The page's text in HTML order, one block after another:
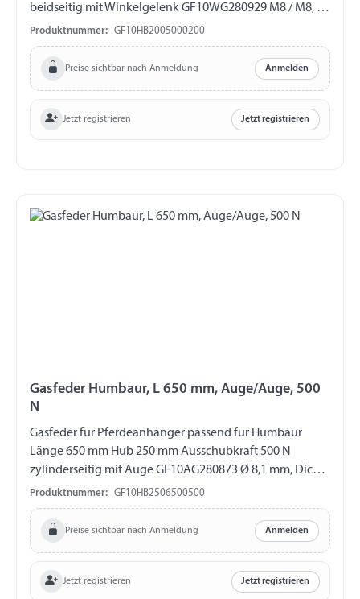
beidseitig mit Winkelgelenk GF10WG280929 M8 / M8, 13
x 20 mm
Produktnummer: GF10HB2005000200
Preise sichtbar nach Anmeldung Anmelden
Jetzt registrieren Jetzt registrieren
Gasfeder Humbaur, L 650 mm, Auge/Auge, 500
N
Gasfeder für Pferdeanhänger passend für Humbaur
Länge 650 mm Hub 250 mm Ausschubkraft 500 N
zylinderseitig mit Auge GF10AG280873 Ø 8,1 mm, Dicke
10 mm, Länge 23,5 mm, M8 kolbenstangenseitig mit
Auge GF10AG212781 Ø 8,1 mm, Dicke 10 mm, Länge 16
mm, M8
Produktnummer: GF10HB2506500500
Preise sichtbar nach Anmeldung Anmelden
Jetzt registrieren Jetzt registrieren